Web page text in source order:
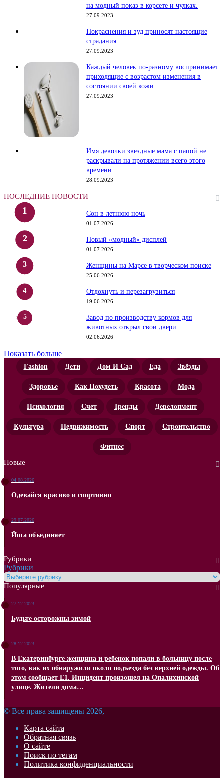
на модный показ в корсете и чулках.
27.09.2023
Покраснения и зуд приносят настоящие
страдания.
27.09.2023
Каждый человек по-разному воспринимает
приходящие с возрастом изменения в
состоянии своей кожи.
27.09.2023
Имя девочки звездные мама с папой не
раскрывали на протяжении всего этого
времени.
28.09.2023
ПОСЛЕДНИЕ НОВОСТИ
Сон в летнюю ночь
01.07.2026
Новый «модный» дисплей
01.07.2026
Женщины на Марсе в творческом поиске
25.06.2026
Отдохнуть и перезагрузиться
19.06.2026
Завод по производству кормов для
животных открыл свои двери
02.06.2026
Показать больше
Fashion Дети Дом И Сад Еда Звёзды
Здоровье Как Похудеть Красота Мода
Психология Счет Тренды Девелопмент
Культура Недвижимость Спорт Строительство
Фитнес
Новые
04.08.2026
Одевайся красиво и спортивно
29.07.2026
Йога объединяет
Рубрики
Рубрики
Популярные
27.12.2023
Будьте осторожны зимой
28.12.2023
В Екатеринбурге женщина и ребенок попали в больницу после
того, как их обнаружили около подъезда без верхней одежды. Об
этом сообщает Е1. Инцидент произошел на Опалихинской
улице. Жители дома…
© Все права защищены 2026, |
Карта сайта
Обратная связь
О сайте
Поиск по тегам
Политика конфиденциальности